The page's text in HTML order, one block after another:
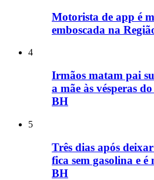
Motorista de app é
emboscada na
4
Irmãos matam pai
a mãe às vésperas
BH
5
Três dias após
fica sem gasolina e
BH